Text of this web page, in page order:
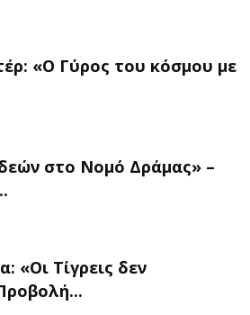
«Ο Γύρος του κόσμου με
στο Νομό Δράμας» –
«Οι Τίγρεις δεν